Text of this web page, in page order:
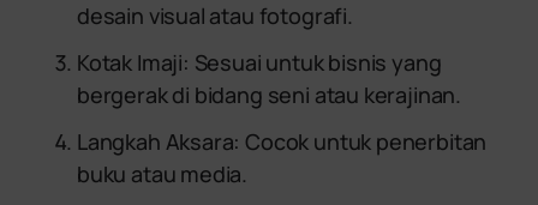
desain visual atau fotografi.
Kotak Imaji: Sesuai untuk bisnis yang
bergerak di bidang seni atau kerajinan.
Langkah Aksara: Cocok untuk penerbitan
buku atau media.